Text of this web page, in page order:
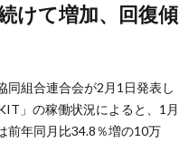
同組合連合会が2月1日発表し
」の稼働状況によると、1月
前年同月比34.8％増の10万